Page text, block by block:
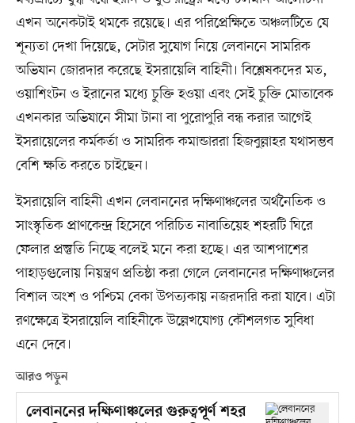
এখন অনেকটাই থমকে রয়েছে। এর পরিপ্রেক্ষিতে অঞ্চলটিতে যে
শূন্যতা দেখা দিয়েছে, সেটার সুযোগ নিয়ে লেবাননে সামরিক
অভিযান জোরদার করেছে ইসরায়েলি বাহিনী। বিশ্লেষকদের মত,
ওয়াশিংটন ও ইরানের মধ্যে চুক্তি হওয়া এবং সেই চুক্তি মোতাবেক
এখনকার অভিযানে সীমা টানা বা পুরোপুরি বন্ধ করার আগেই
ইসরায়েলের কর্মকর্তা ও সামরিক কমান্ডাররা হিজবুল্লাহর যথাসম্ভব
বেশি ক্ষতি করতে চাইছেন।
ইসরায়েলি বাহিনী এখন লেবাননের দক্ষিণাঞ্চলের অর্থনৈতিক ও
সাংস্কৃতিক প্রাণকেন্দ্র হিসেবে পরিচিত নাবাতিয়েহ শহরটি ঘিরে
ফেলার প্রস্তুতি নিচ্ছে বলেই মনে করা হচ্ছে। এর আশপাশের
পাহাড়গুলোয় নিয়ন্ত্রণ প্রতিষ্ঠা করা গেলে লেবাননের দক্ষিণাঞ্চলের
বিশাল অংশ ও পশ্চিম বেকা উপত্যকায় নজরদারি করা যাবে। এটা
রণক্ষেত্রে ইসরায়েলি বাহিনীকে উল্লেখযোগ্য কৌশলগত সুবিধা
এনে দেবে।
আরও পড়ুন
লেবাননের দক্ষিণাঞ্চলের গুরুত্বপূর্ণ শহর